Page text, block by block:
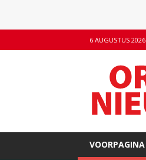
6 AUGUSTUS 2026
VOORPAGINA